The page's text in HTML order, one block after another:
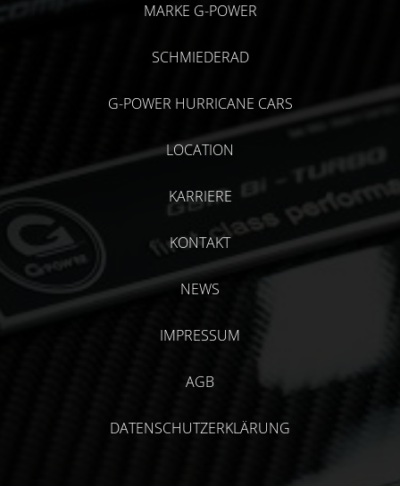
MARKE G-POWER
SCHMIEDERAD
G-POWER HURRICANE CARS
LOCATION
KARRIERE
KONTAKT
NEWS
IMPRESSUM
AGB
DATENSCHUTZERKLÄRUNG